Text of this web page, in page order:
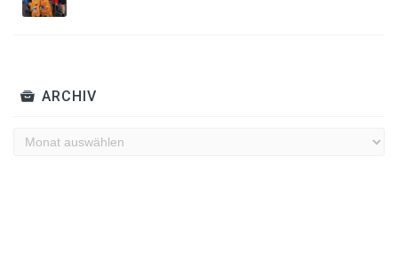
ARCHIV
Archiv